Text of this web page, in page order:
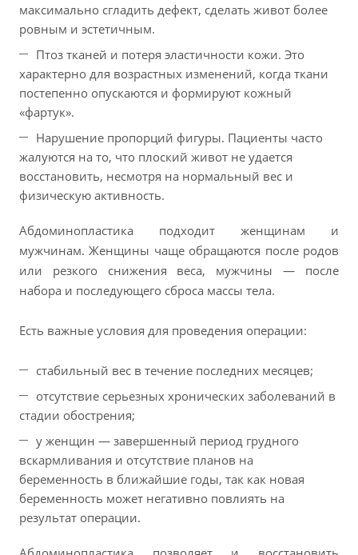
максимально сгладить дефект, сделать живот более
ровным и эстетичным.
Птоз тканей и потеря эластичности кожи. Это
характерно для возрастных изменений, когда ткани
постепенно опускаются и формируют кожный
«фартук».
Нарушение пропорций фигуры. Пациенты часто
жалуются на то, что плоский живот не удается
восстановить, несмотря на нормальный вес и
физическую активность.
Абдоминопластика подходит женщинам и
мужчинам. Женщины чаще обращаются после родов
или резкого снижения веса, мужчины — после
набора и последующего сброса массы тела.
Есть важные условия для проведения операции:
стабильный вес в течение последних месяцев;
отсутствие серьезных хронических заболеваний в
стадии обострения;
у женщин — завершенный период грудного
вскармливания и отсутствие планов на
беременность в ближайшие годы, так как новая
беременность может негативно повлиять на
результат операции.